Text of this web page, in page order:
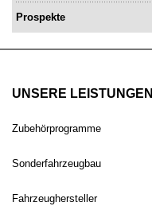
Prospekte
UNSERE LEISTUNGEN
Zubehörprogramme
Sonderfahrzeugbau
Fahrzeughersteller